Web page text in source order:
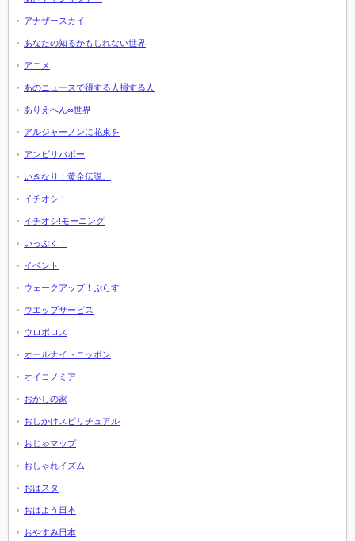
アナザースカイ
あなたの知るかもしれない世界
アニメ
あのニュースで得する人損する人
ありえへん∞世界
アルジャーノンに花束を
アンビリバボー
いきなり！黄金伝説。
イチオシ！
イチオシ!モーニング
いっぷく！
イベント
ウェークアップ！ぷらす
ウエッブサービス
ウロボロス
オールナイトニッポン
オイコノミア
おかしの家
おしかけスピリチュアル
おじゃマップ
おしゃれイズム
おはスタ
おはよう日本
おやすみ日本